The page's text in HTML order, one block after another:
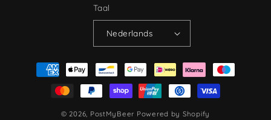
Taal
Nederlands
Betaalmethoden
© 2026, PostMyBeer Powered by Shopify